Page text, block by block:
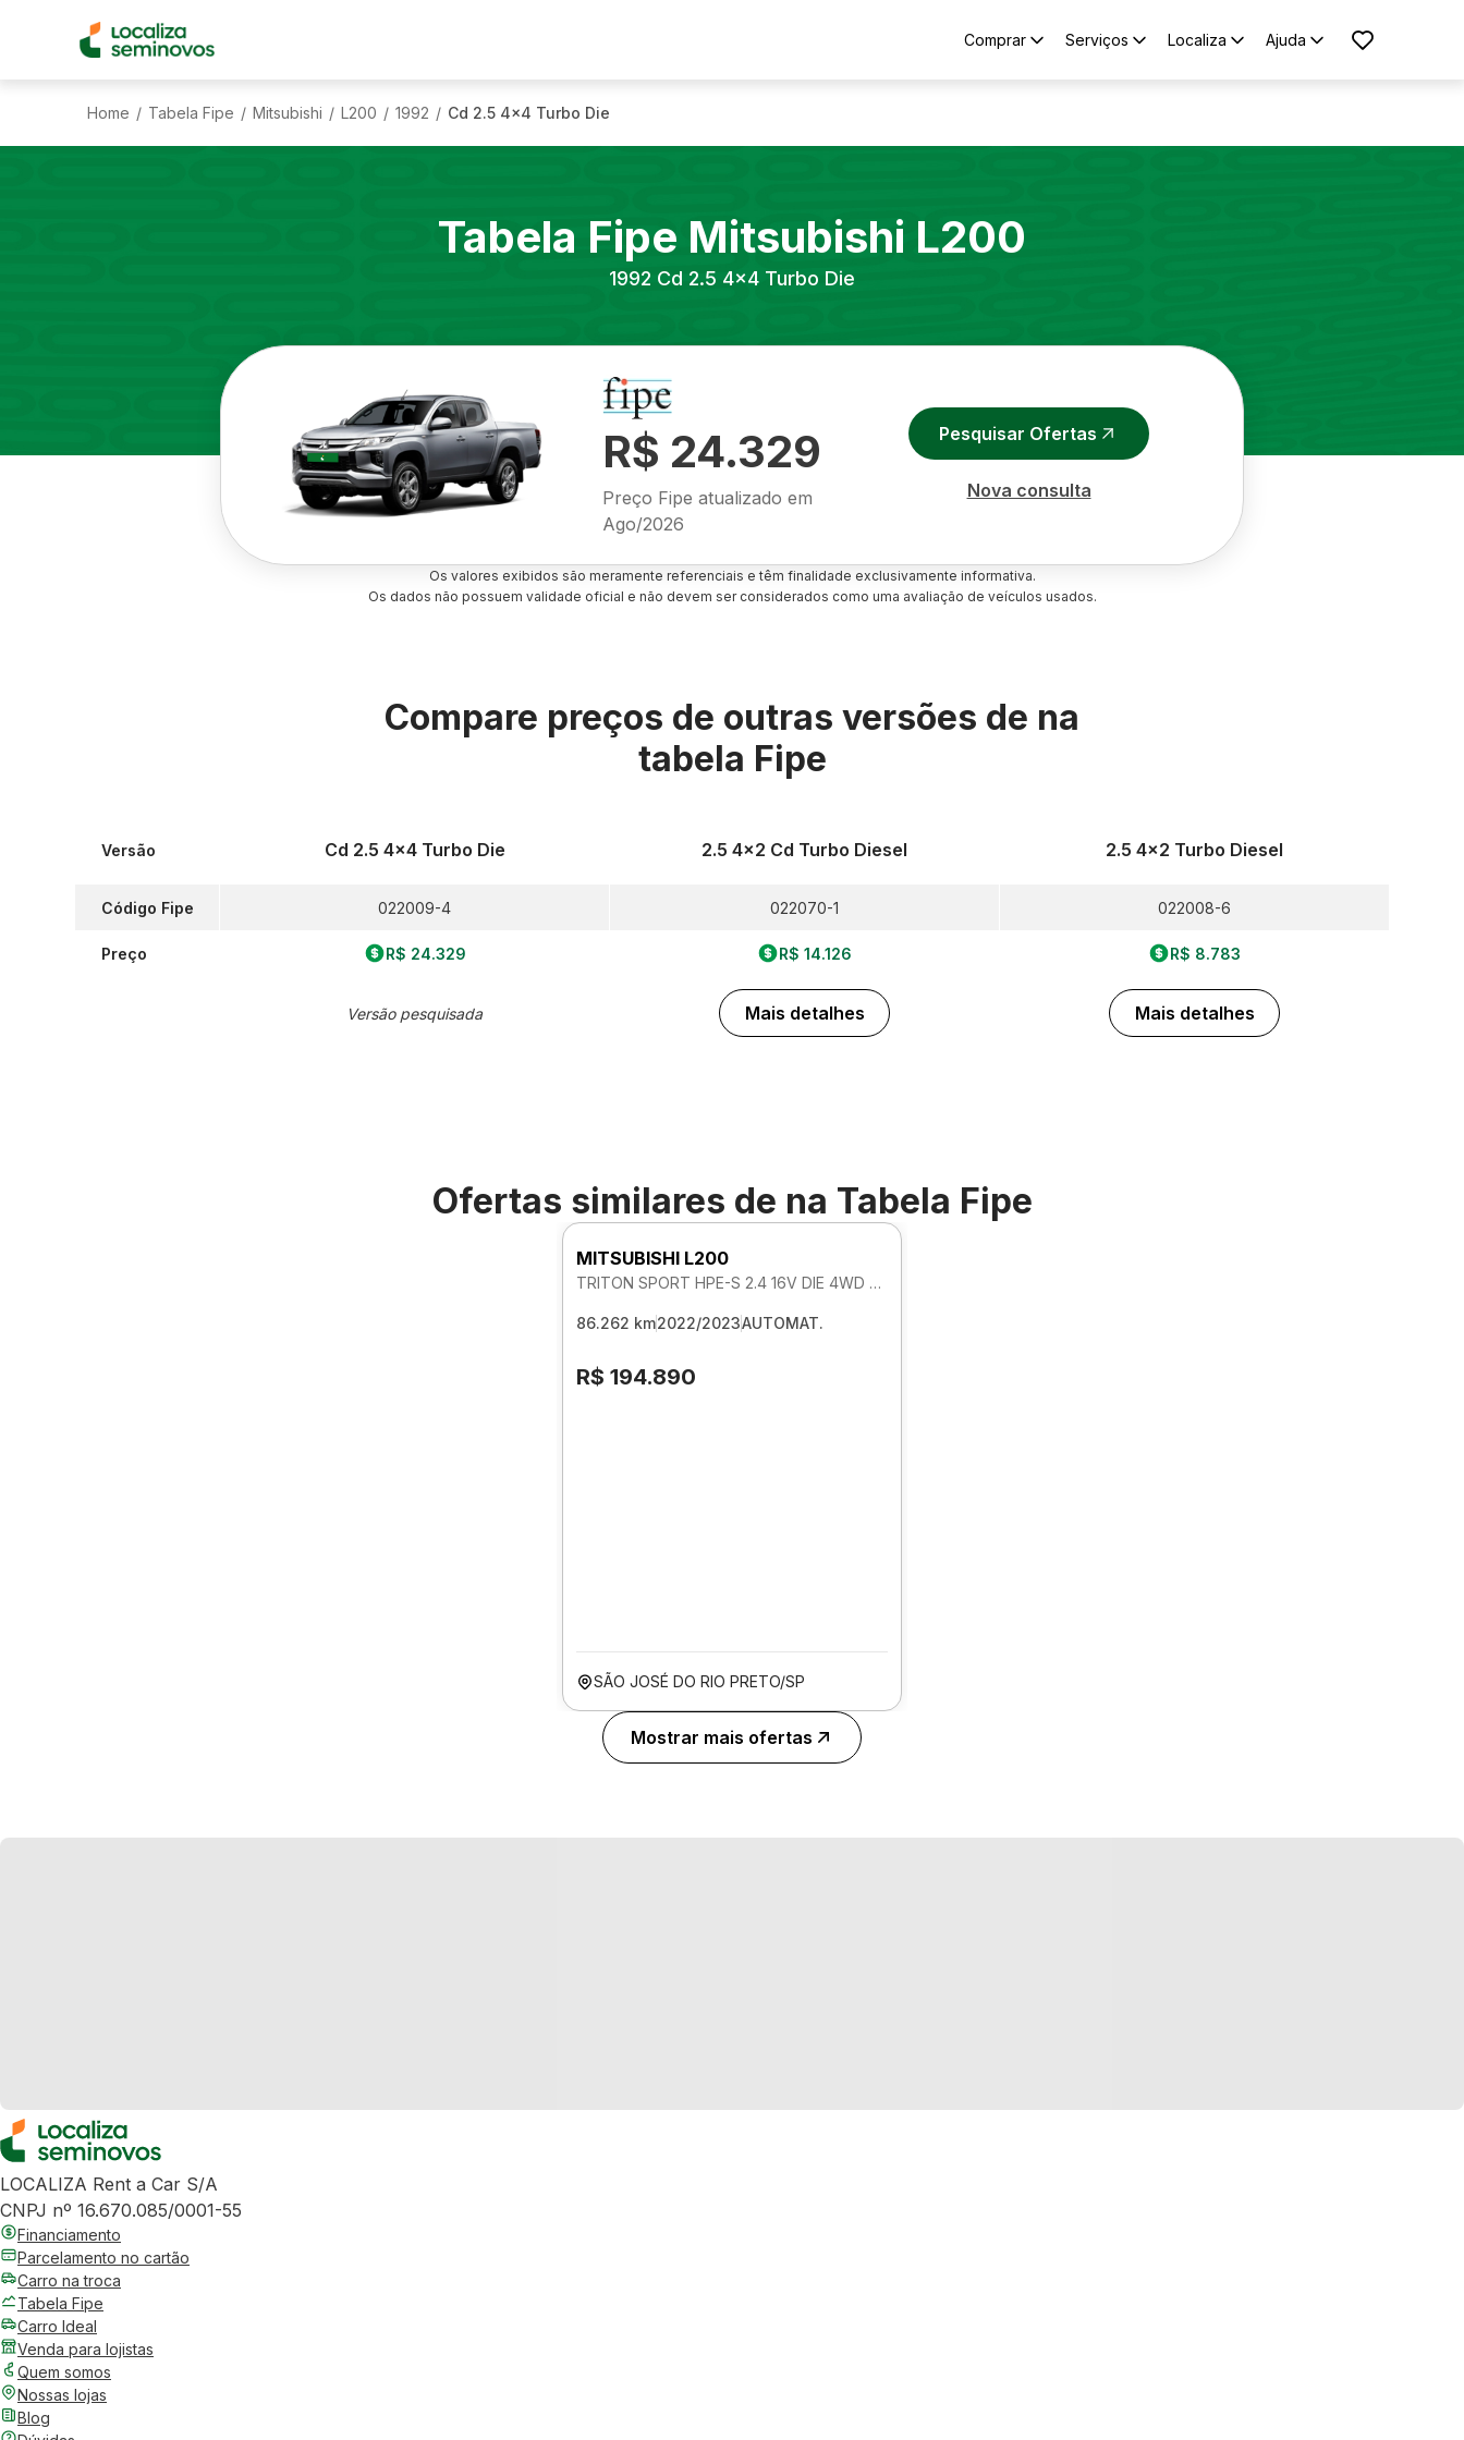
Comprar Serviços Localiza Ajuda
Home / Tabela Fipe / Mitsubishi / L200 / 1992 / Cd 2.5 4x4 Turbo Die
Tabela Fipe Mitsubishi L200
1992 Cd 2.5 4x4 Turbo Die
R$ 24.329
Preço Fipe atualizado em
Ago/2026
Pesquisar Ofertas
Nova consulta
Os valores exibidos são meramente referenciais e têm finalidade exclusivamente informativa.
Os dados não possuem validade oficial e não devem ser considerados como uma avaliação de veículos usados.
Compare preços de outras versões de na
tabela Fipe
Versão
Código Fipe
Preço
Cd 2.5 4x4 Turbo Die
022009-4
R$ 24.329
Versão pesquisada
2.5 4x2 Cd Turbo Diesel
022070-1
R$ 14.126
Mais detalhes
2.5 4x2 Turbo Diesel
022008-6
R$ 8.783
Mais detalhes
Ofertas similares de na Tabela Fipe
MITSUBISHI L200
TRITON SPORT HPE-S 2.4 16V DIE 4WD AUTOMATICO
86.262 km2022/2023AUTOMAT.
R$ 194.890
SÃO JOSÉ DO RIO PRETO/SP
Mostrar mais ofertas
LOCALIZA Rent a Car S/A
CNPJ nº 16.670.085/0001-55
Financiamento
Parcelamento no cartão
Carro na troca
Tabela Fipe
Carro Ideal
Venda para lojistas
Quem somos
Nossas lojas
Blog